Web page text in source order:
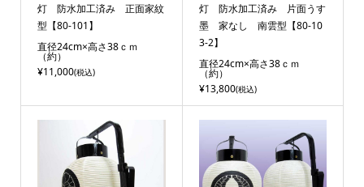
灯 防水加工済み 正面家紋
型【80-101】
直径24cm×高さ38ｃｍ
（約）
¥11,000(税込)
灯 防水加工済み 片面うす
墨 家なし 南雲型【80-10
3-2】
直径24cm×高さ38ｃｍ
（約）
¥13,800(税込)